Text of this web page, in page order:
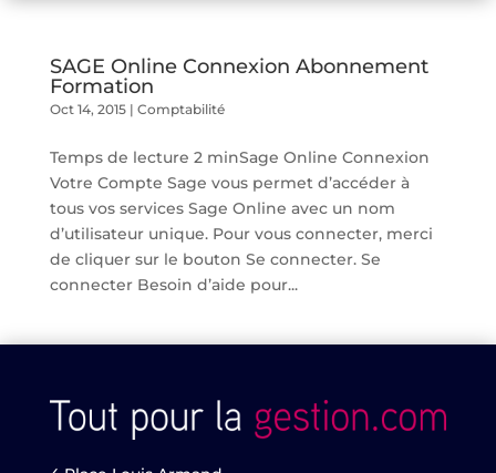
SAGE Online Connexion Abonnement
Formation
Oct 14, 2015| Comptabilité
Temps de lecture 2 minSage Online Connexion
Votre Compte Sage vous permet d’accéder à
tous vos services Sage Online avec un nom
d’utilisateur unique. Pour vous connecter, merci
de cliquer sur le bouton Se connecter. Se
connecter Besoin d’aide pour...